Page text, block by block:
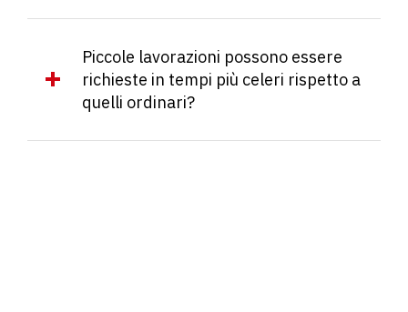
Piccole lavorazioni possono essere
richieste in tempi più celeri rispetto a
quelli ordinari?